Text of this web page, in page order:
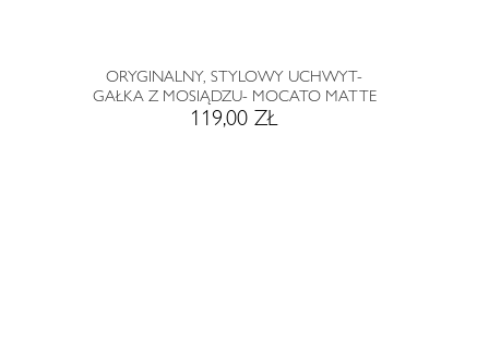
ORYGINALNY, STYLOWY UCHWYT-
GAŁKA Z MOSIĄDZU- MOCATO MATTE
119,00 ZŁ